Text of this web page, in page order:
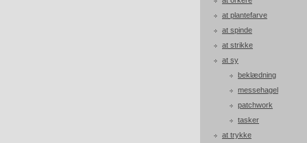
at plantefarve
at spinde
at strikke
at sy
beklædning
messehagel
patchwork
tasker
at trykke